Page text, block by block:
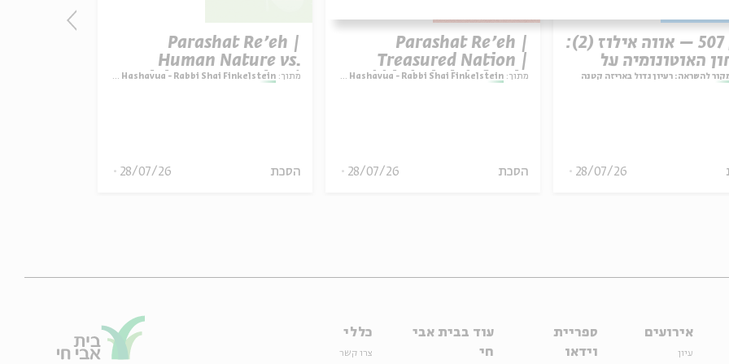
Parashat Re’eh |
Human Nature vs.
Divine Expectation |
מתוך: Parashat Hashavua - Rabbi Shai Finkelstein
הסכת 28/07/26
Parashat Re’eh |
Treasured Nation |
Rabbi Shai Finkelstein
מתוך: Parashat Hashavua - Rabbi Shai Finkelstein
הסכת 28/07/26
פרק 507 – אווה אילוז (2):
האוטונומיה על
להשראה: רעיון גדול באריזה קטנה
28/07/26
אירועים
עיון
ספריית
וידאו
עוד בבית אבי
חי
כללי
צרו קשר